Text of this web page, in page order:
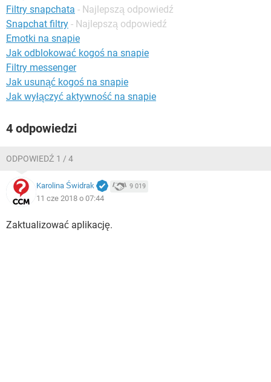
Filtry snapchata - Najlepszą odpowiedź
Snapchat filtry - Najlepszą odpowiedź
Emotki na snapie
Jak odblokować kogoś na snapie
Filtry messenger
Jak usunąć kogoś na snapie
Jak wyłączyć aktywność na snapie
4 odpowiedzi
ODPOWIEDŹ 1 / 4
Karolina Świdrak 9 019
11 cze 2018 o 07:44
Zaktualizować aplikację.